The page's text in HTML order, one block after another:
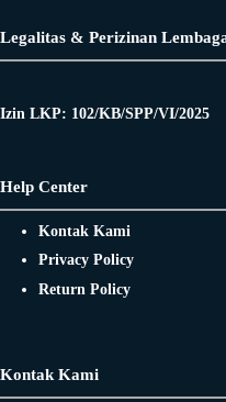
Legalitas & Perizinan
Izin LKP: 102/KB/SPP/VI/2025
Help Center
Kontak Kami
Privacy Policy
Return Policy
Kontak Kami